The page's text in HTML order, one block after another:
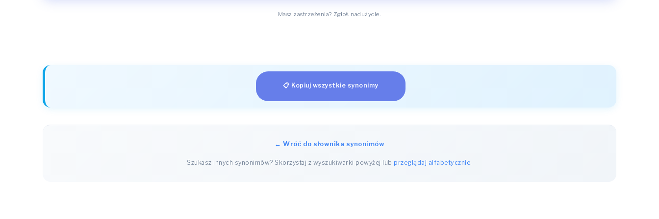
Masz zastrzeżenia? Zgłoś nadużycie.
📋 Kopiuj wszystkie synonimy
← Wróć do słownika synonimów
Szukasz innych synonimów? Skorzystaj z wyszukiwarki powyżej lubprzeglądaj alfabetycznie